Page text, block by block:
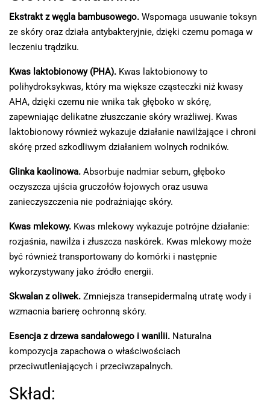
Ekstrakt z węgla bambusowego. Wspomaga usuwanie toksyn
ze skóry oraz działa antybakteryjnie, dzięki czemu pomaga w
leczeniu trądziku.
Kwas laktobionowy (PHA). Kwas laktobionowy to
polihydroksykwas, który ma większe cząsteczki niż kwasy
AHA, dzięki czemu nie wnika tak głęboko w skórę,
zapewniając delikatne złuszczanie skóry wrażliwej. Kwas
laktobionowy również wykazuje działanie nawilżające i chroni
skórę przed szkodliwym działaniem wolnych rodników.
Glinka kaolinowa. Absorbuje nadmiar sebum, głęboko
oczyszcza ujścia gruczołów łojowych oraz usuwa
zanieczyszczenia nie podrażniając skóry.
Kwas mlekowy. Kwas mlekowy wykazuje potrójne działanie:
rozjaśnia, nawilża i złuszcza naskórek. Kwas mlekowy może
być również transportowany do komórki i następnie
wykorzystywany jako źródło energii.
Skwalan z oliwek. Zmniejsza transepidermalną utratę wody i
wzmacnia barierę ochronną skóry.
Esencja z drzewa sandałowego i wanilii. Naturalna
kompozycja zapachowa o właściwościach
przeciwutleniających i przeciwzapalnych.
Skład: